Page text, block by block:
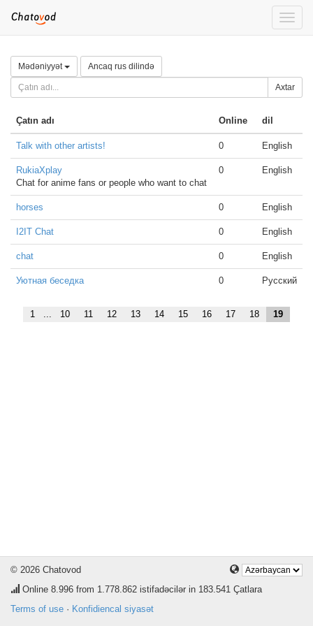
Toggle
Mədəniyyət Ancaq rus dilində
Axtar
Çatın adı Online dil
Talk with other artists! 0 English
RukiaXplay
Chat for anime fans or people who want to chat
0 English
horses 0 English
I2IT Chat 0 English
chat 0 English
Уютная беседка 0 Русский
1 ... 10 11 12 13 14 15 16 17 18 19
© 2026 Chatovod
Online 8.996 from 1.778.862 istifadəcilər in 183.541 Çatlara
Terms of use · Konfidiencal siyasət